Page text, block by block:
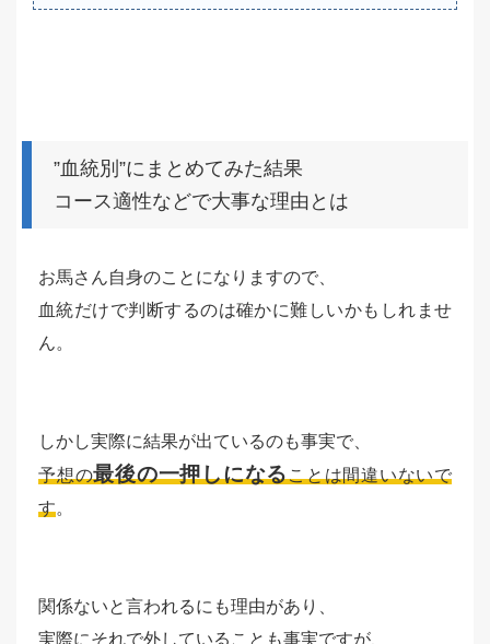
”血統別”にまとめてみた結果
コース適性などで大事な理由とは
お馬さん自身のことになりますので、
血統だけで判断するのは確かに難しいかもしれませ
ん。
しかし実際に結果が出ているのも事実で、
予想の最後の一押しになることは間違いないで
す。
関係ないと言われるにも理由があり、
実際にそれで外していることも事実ですが、